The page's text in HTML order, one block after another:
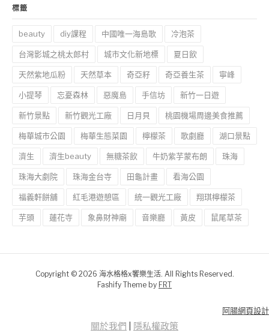
標籤
beauty diy課程 中國唯一海島歌 冷泡茶
台灣影城之桃太郎村 城市文化新地標 夏日飲
天然紫地瓜粉 天然草本 奇亞籽 奇亞養生茶 寧峰
小提琴 忘憂森林 惡魔島 手信坊 新竹一日遊
新竹景點 新竹觀光工廠 日月貝 桃園機場周邊美食推薦
梅華城市公園 梅華生態菜園 檸檬茶 歌劇廳 湖口景點
濟生 濟生beauty 無糖茶飲 牛奶紫芋蒙布朗 珠海
珠海大劇院 珠海金台寺 田龜計畫 看海公園
福義軒餅舖 紅毛港遊憩區 統一觀光工廠 翔琪檸檬茶
芋頭 蓮花寺 象鼻財神廟 音樂廳 黃皮 鼠尾草茶
Copyright © 2026 海水格格x饗樂生活. All Rights Reserved.
Fashify Theme by FRT
阿腸網頁設計
關於我們 隱私權政策